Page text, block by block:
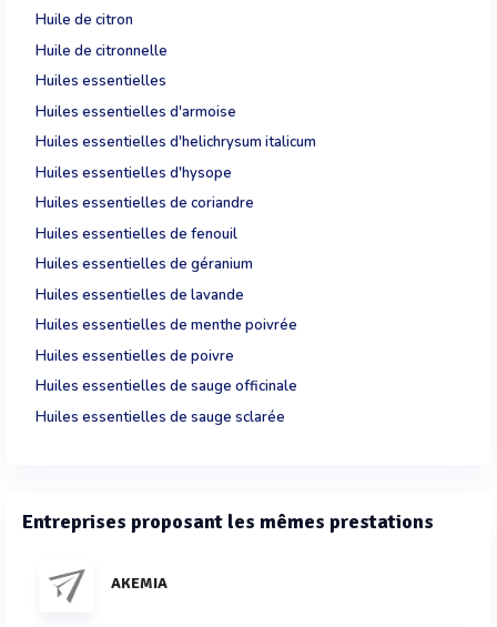
Huile de citron
Huile de citronnelle
Huiles essentielles
Huiles essentielles d'armoise
Huiles essentielles d'helichrysum italicum
Huiles essentielles d'hysope
Huiles essentielles de coriandre
Huiles essentielles de fenouil
Huiles essentielles de géranium
Huiles essentielles de lavande
Huiles essentielles de menthe poivrée
Huiles essentielles de poivre
Huiles essentielles de sauge officinale
Huiles essentielles de sauge sclarée
Entreprises proposant les mêmes prestations
AKEMIA